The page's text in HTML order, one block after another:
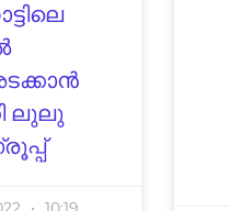
ലുലു